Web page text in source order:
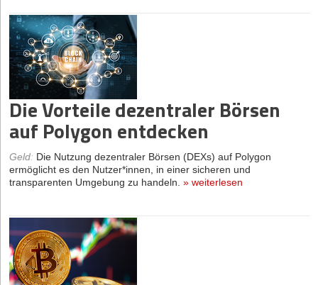
Die Vorteile dezentraler Börsen
auf Polygon entdecken
Geld: Die Nutzung dezentraler Börsen (DEXs) auf Polygon
ermöglicht es den Nutzer*innen, in einer sicheren und
transparenten Umgebung zu handeln. » weiterlesen